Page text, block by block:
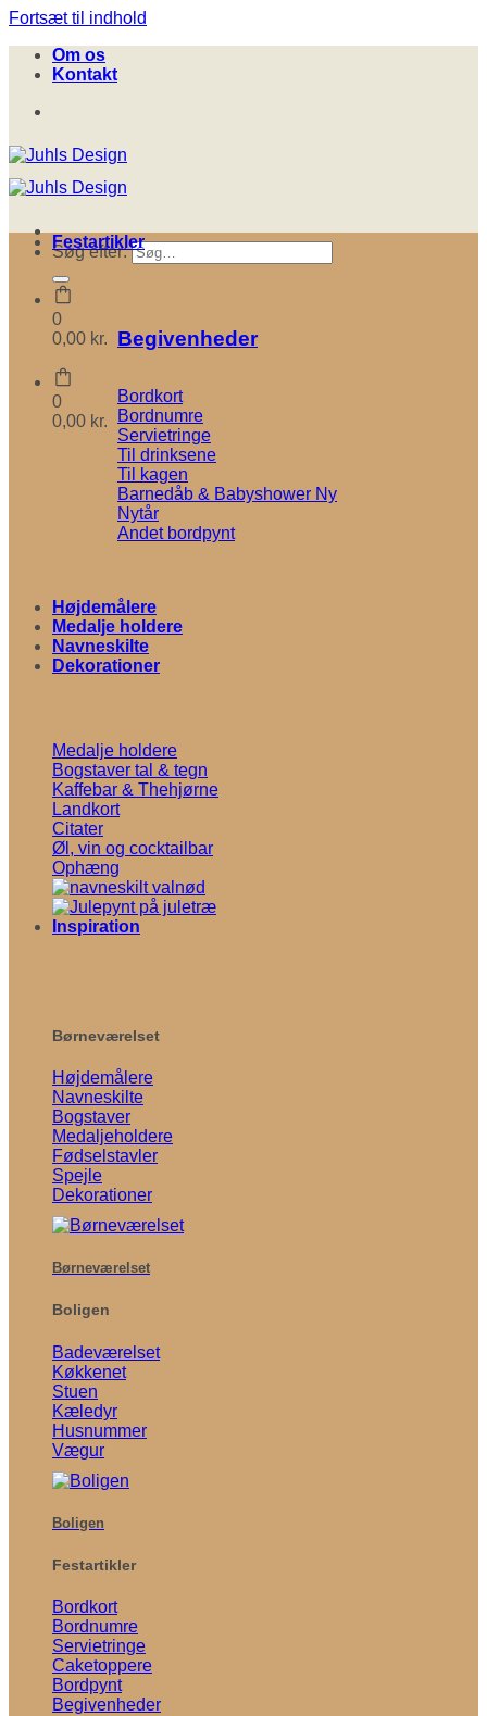
Fortsæt til indhold
Om os
Kontakt
Søg efter:
0
0,00 kr.
0
0,00 kr.
Festartikler
Begivenheder
Bordkort
Bordnumre
Servietringe
Til drinksene
Til kagen
Barnedåb & Babyshower
Nytår
Andet bordpynt
Højdemålere
Medalje holdere
Navneskilte
Dekorationer
Medalje holdere
Bogstaver tal & tegn
Kaffebar & Thehjørne
Landkort
Citater
Øl, vin og cocktailbar
Ophæng
Inspiration
Børneværelset
Højdemålere
Navneskilte
Bogstaver
Medaljeholdere
Fødselstavler
Spejle
Dekorationer
Børneværelset
Boligen
Badeværelset
Køkkenet
Stuen
Kæledyr
Husnummer
Vægur
Boligen
Festartikler
Bordkort
Bordnumre
Servietringe
Caketoppere
Bordpynt
Begivenheder